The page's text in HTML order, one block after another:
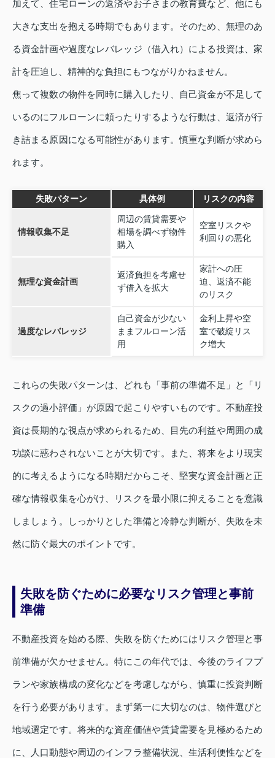
加えて、住宅ローンの返済やお子さまの教育費など、他にも
大きな支出を抱える時期でもあります。そのため、無理のあ
る資金計画や過度なレバレッジ（借入れ）による投資は、家
計を圧迫し、精神的な負担にもつながりかねません。
焦って複数の物件を同時に購入したり、自己資金が不足して
いるのにフルローンに頼ったりするような行動は、返済が行
き詰まる原因になる可能性があります。慎重な判断が求めら
れます。
失敗パターン 具体例 リスクの内容
情報収集不足
周辺の賃貸需要や
相場を調べず物件
購入
空室リスクや
利回りの悪化
無理な資金計画
返済負担を考慮せ
ず借入を拡大
家計への圧
迫、返済不能
のリスク
過度なレバレッジ
自己資金が少ない
ままフルローン活
用
金利上昇や空
室で破綻リス
ク増大
これらの失敗パターンは、どれも「事前の準備不足」と「リ
スクの過小評価」が原因で起こりやすいものです。不動産投
資は長期的な視点が求められるため、目先の利益や周囲の成
功談に惑わされないことが大切です。また、将来をより現実
的に考えるようになる時期だからこそ、堅実な資金計画と正
確な情報収集を心がけ、リスクを最小限に抑えることを意識
しましょう。しっかりとした準備と冷静な判断が、失敗を未
然に防ぐ最大のポイントです。
失敗を防ぐために必要なリスク管理と事前
準備
不動産投資を始める際、失敗を防ぐためにはリスク管理と事
前準備が欠かせません。特にこの年代では、今後のライフプ
ランや家族構成の変化などを考慮しながら、慎重に投資判断
を行う必要があります。まず第一に大切なのは、物件選びと
地域選定です。将来的な資産価値や賃貸需要を見極めるため
に、人口動態や周辺のインフラ整備状況、生活利便性などを